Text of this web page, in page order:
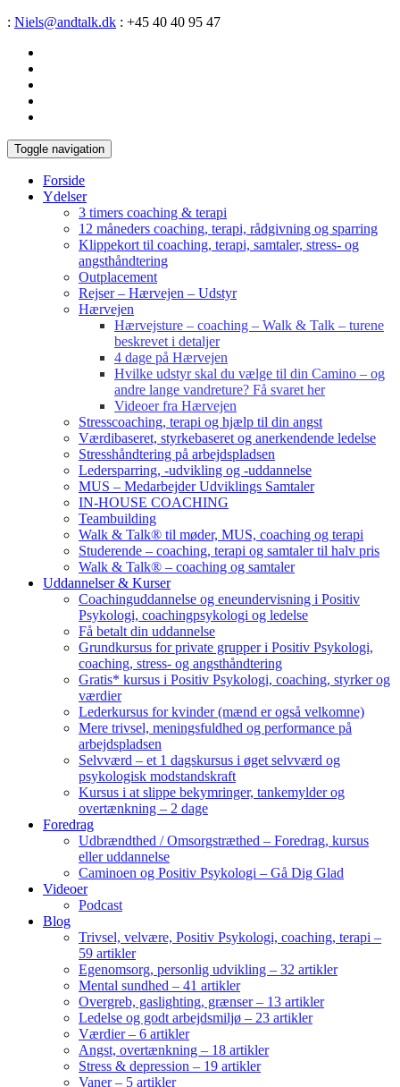
: Niels@andtalk.dk : +45 40 40 95 47
Toggle navigation
Forside
Ydelser
3 timers coaching & terapi
12 måneders coaching, terapi, rådgivning og sparring
Klippekort til coaching, terapi, samtaler, stress- og
angsthåndtering
Outplacement
Rejser – Hærvejen – Udstyr
Hærvejen
Hærvejsture – coaching – Walk & Talk – turene
beskrevet i detaljer
4 dage på Hærvejen
Hvilke udstyr skal du vælge til din Camino – og
andre lange vandreture? Få svaret her
Videoer fra Hærvejen
Stresscoaching, terapi og hjælp til din angst
Værdibaseret, styrkebaseret og anerkendende ledelse
Stresshåndtering på arbejdspladsen
Ledersparring, -udvikling og -uddannelse
MUS – Medarbejder Udviklings Samtaler
IN-HOUSE COACHING
Teambuilding
Walk & Talk® til møder, MUS, coaching og terapi
Studerende – coaching, terapi og samtaler til halv pris
Walk & Talk® – coaching og samtaler
Uddannelser & Kurser
Coachinguddannelse og eneundervisning i Positiv
Psykologi, coachingpsykologi og ledelse
Få betalt din uddannelse
Grundkursus for private grupper i Positiv Psykologi,
coaching, stress- og angsthåndtering
Gratis* kursus i Positiv Psykologi, coaching, styrker og
værdier
Lederkursus for kvinder (mænd er også velkomne)
Mere trivsel, meningsfuldhed og performance på
arbejdspladsen
Selvværd – et 1 dagskursus i øget selvværd og
psykologisk modstandskraft
Kursus i at slippe bekymringer, tankemylder og
overtænkning – 2 dage
Foredrag
Udbrændthed / Omsorgstræthed – Foredrag, kursus
eller uddannelse
Caminoen og Positiv Psykologi – Gå Dig Glad
Videoer
Podcast
Blog
Trivsel, velvære, Positiv Psykologi, coaching, terapi –
59 artikler
Egenomsorg, personlig udvikling – 32 artikler
Mental sundhed – 41 artikler
Overgreb, gaslighting, grænser – 13 artikler
Ledelse og godt arbejdsmiljø – 23 artikler
Værdier – 6 artikler
Angst, overtænkning – 18 artikler
Stress & depression – 19 artikler
Vaner – 5 artikler